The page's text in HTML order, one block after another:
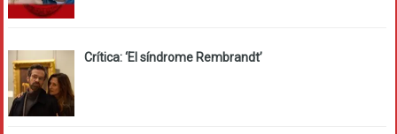
Crítica: ‘El síndrome Rembrandt’